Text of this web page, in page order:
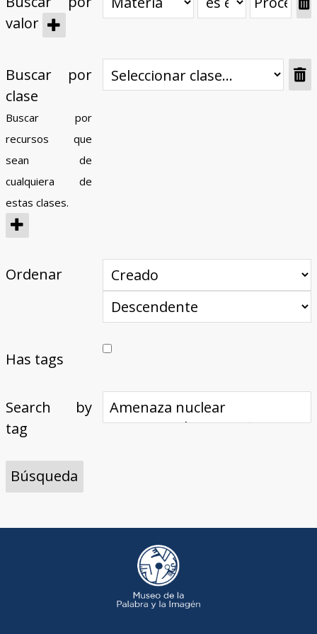
valor
Buscar por
clase
Buscar por
recursos que
sean de
cualquiera de
estas clases.
Ordenar
Has tags
Search by
tag